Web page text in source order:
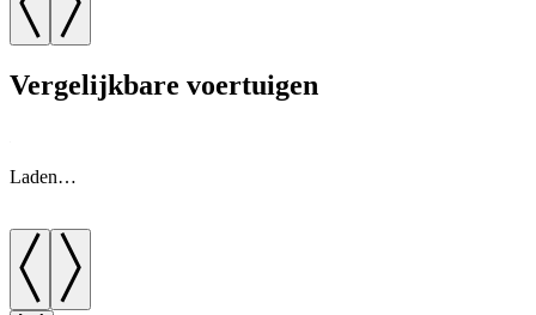
Vergelijkbare voertuigen
Laden…